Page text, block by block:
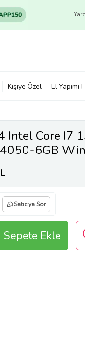
Kişiye Özel El Yapımı
Intel Core I7
6GB
Taşınabilir
+
Satıcıya Sor
Sepete Ekle